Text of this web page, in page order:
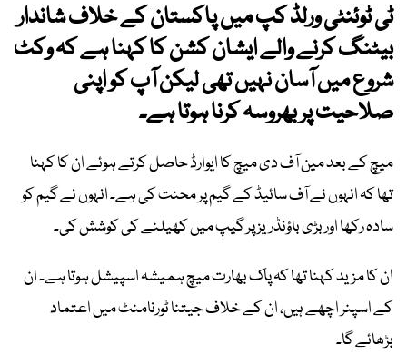
ٹی ٹوئنٹی ورلڈ کپ میں پاکستان کے خلاف شاندار
بیٹنگ کرنے والے ایشان کشن کا کہنا ہے کہ وکٹ
شروع میں آسان نہیں تھی لیکن آپ کو اپنی
صلاحیت پر بھروسہ کرنا ہوتا ہے۔
میچ کے بعد مین آف دی میچ کا ایوارڈ حاصل کرتے ہوئے ان کا کہنا
تھا کہ انہوں نے آف سائیڈ کے گیم پر محنت کی ہے۔ انہوں نے گیم کو
سادہ رکھا اور بڑی باؤنڈریز پر گیپ میں کھیلنے کی کوشش کی۔
ان کا مزید کہنا تھا کہ پاک بھارت میچ ہمیشہ اسپیشل ہوتا ہے۔ ان
کے اسپنر اچھے ہیں، ان کے خلاف جیتنا ٹورنامنٹ میں اعتماد
بڑھائے گا۔